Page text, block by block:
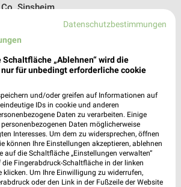
Co. Sinsheim
• Angebote: 1 Prospekt
Östringen
Howie Straße 2-8
geschlossen
• Angebote: 1 Prospekt
Datenschutzbestimmungen
„Ablehnen“ wird die
für unbedingt erforderliche cookie
und/oder greifen auf Informationen auf
IDs in cookie und anderen
Daten zu verarbeiten. Einige
Daten möglicherweise
Interesses. Um dem zu widersprechen, öffnen
können Ihre Einstellungen akzeptieren, ablehnen
auf die Schaltfläche „Einstellungen verwalten“
die Fingerabdruck-Schaltfläche in der linken
klicken. Um Ihre Einwilligung zu widerrufen,
oder den Link in der Fußzeile der Website